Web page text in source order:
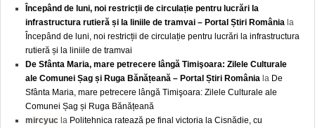
Începând de luni, noi restricții de circulație pentru lucrări la
infrastructura rutieră și la liniile de tramvai – Portal Știri România la
Începând de luni, noi restricții de circulație pentru lucrări la infrastructura
rutieră și la liniile de tramvai
De Sfânta Maria, mare petrecere lângă Timişoara: Zilele Culturale
ale Comunei Șag și Ruga Bănățeană – Portal Știri România la De
Sfânta Maria, mare petrecere lângă Timişoara: Zilele Culturale ale
Comunei Șag și Ruga Bănățeană
mircyuc la Politehnica ratează pe final victoria la Cisnădie, cu